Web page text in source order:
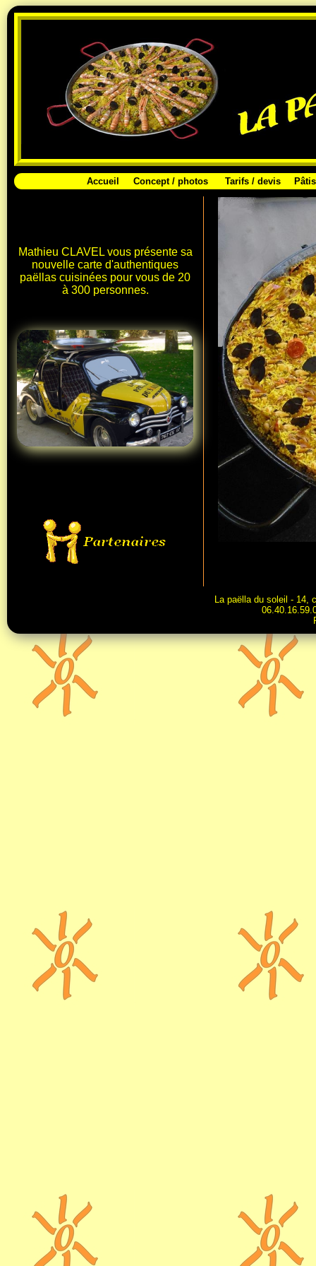
Accueil Concept / photos Tarifs / devis
Mathieu CLAVEL vous présente sa
nouvelle carte d'authentiques
paëllas cuisinées pour vous de 20
à 300 personnes.
La paëlla du soleil - 14,